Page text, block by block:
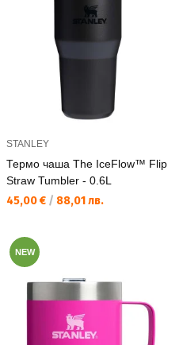
STANLEY
Термо чаша The IceFlow™ Flip
Straw Tumbler - 0.6L
Текуща цена:
45,00 € / 88,01 лв.
NEW